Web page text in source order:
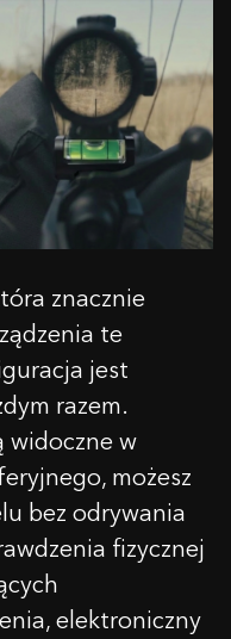
znacznie
te
jest
razem.
widoczne w
możesz
bez odrywania
fizycznej
elektroniczny